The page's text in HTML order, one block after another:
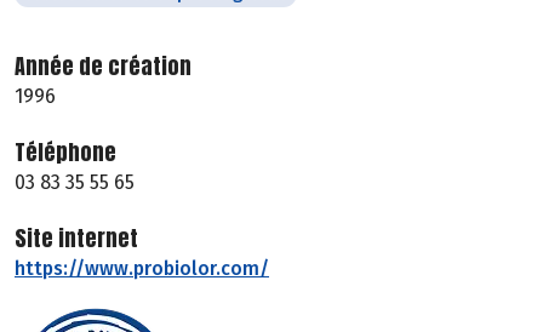
Année de création
1996
Téléphone
03 83 35 55 65
Site internet
https://www.probiolor.com/